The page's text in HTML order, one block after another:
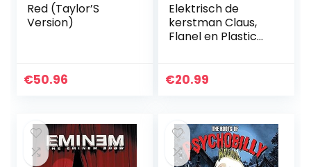
Red (Taylor’S
Version)
€50.96
Elektrisch de
kerstman Claus,
Flanel en Plastic
Ontwerp voor
€20.99